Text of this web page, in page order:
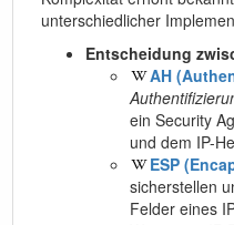
unterschiedlicher
Entscheidung
AH
ein Security
und dem IP-
ESP
sicherstellen
Felder eines